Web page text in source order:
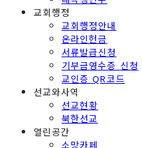
교회행정
교회행정안내
온라인헌금
서류발급신청
기부금영수증 신청
교인증 QR코드
선교와사역
선교현황
북한선교
열린공간
소망카페